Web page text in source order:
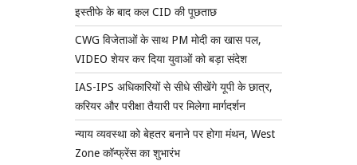
इस्तीफे के बाद कल CID की पूछताछ
CWG विजेताओं के साथ PM मोदी का खास पल,
VIDEO शेयर कर दिया युवाओं को बड़ा संदेश
IAS-IPS अधिकारियों से सीधे सीखेंगे यूपी के छात्र,
करियर और परीक्षा तैयारी पर मिलेगा मार्गदर्शन
न्याय व्यवस्था को बेहतर बनाने पर होगा मंथन, West
Zone कॉन्फ्रेंस का शुभारंभ